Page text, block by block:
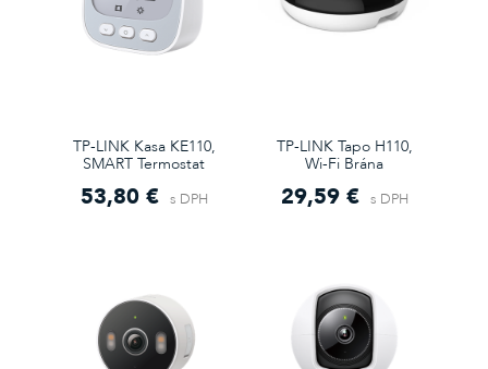
TP-LINK Kasa KE110,
SMART Termostat
53,80 € s DPH
TP-LINK Tapo H110,
Wi-Fi Brána
29,59 € s DPH